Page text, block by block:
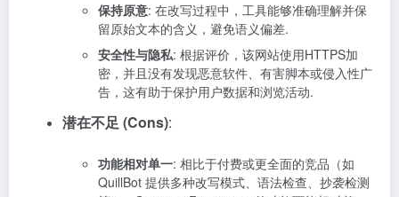
保持原意: 在改写过程中，工具能够准确理解并保
留原始文本的含义，避免语义偏差.
安全性与隐私: 根据评价，该网站使用HTTPS加
密，并且没有发现恶意软件、有害脚本或侵入性广
告，这有助于保护用户数据和浏览活动.
潜在不足 (Cons):
功能相对单一: 相比于付费或更全面的竞品（如
QuillBot 提供多种改写模式、语法检查、抄袭检测